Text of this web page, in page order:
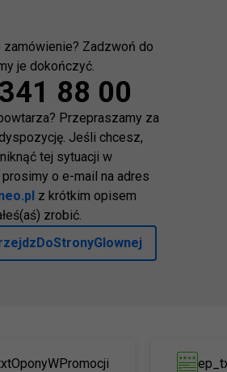
zamówienie? Zadzwoń do
je dokończyć.
88 00
Przepraszamy za
Jeśli chcesz,
tej sytuacji w
o e-mail na adres
z krótkim opisem
zrobić.